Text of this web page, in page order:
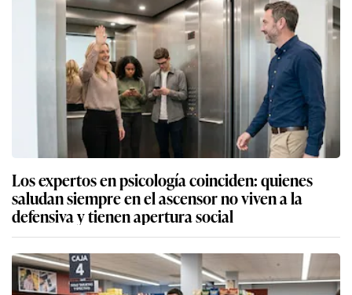
Los expertos en psicología coinciden: quienes
saludan siempre en el ascensor no viven a la
defensiva y tienen apertura social